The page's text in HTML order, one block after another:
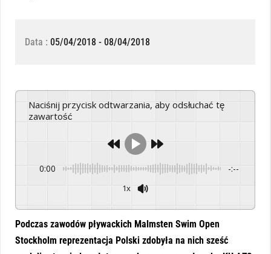
Data : 05/04/2018 - 08/04/2018
Naciśnij przycisk odtwarzania, aby odsłuchać tę
zawartość
0:00 -:--
1x
Podczas zawodów pływackich Malmsten Swim Open
Stockholm reprezentacja Polski zdobyła na nich sześć